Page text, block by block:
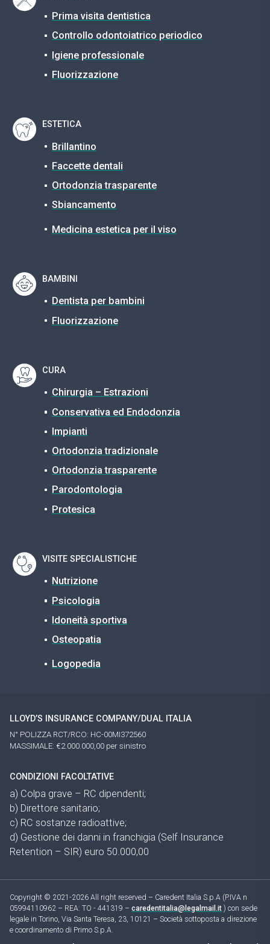
Prima visita dentistica
Controllo odontoiatrico periodico
Igiene professionale
Fluorizzazione
ESTETICA
Brillantino
Faccette dentali
Ortodonzia trasparente
Sbiancamento
Medicina estetica per il viso
BAMBINI
Dentista per bambini
Fluorizzazione
CURA
Chirurgia – Estrazioni
Conservativa ed Endodonzia
Impianti
Ortodonzia tradizionale
Ortodonzia trasparente
Parodontologia
Protesica
VISITE SPECIALISTICHE
Nutrizione
Psicologia
Idoneità sportiva
Osteopatia
Logopedia
LLOYD’S INSURANCE COMPANY/DUAL ITALIA
N° POLIZZA RCT/RCO: HC-00MI372560
MASSIMALE: €2.000.000,00 per sinistro
CONDIZIONI FACOLTATIVE
a) Colpa grave – RC dipendenti;
b) Direttore sanitario;
c) RC sostanze radioattive;
d) Gestione dei danni in franchigia (Self Insurance
Retention – SIR) euro 50.000,00
Copyright © 2021-2026 All right reserved – Caredent Italia S.p.A (P.IVA n
05994110962 – REA: TO - 441319 –caredentitalia@legalmail.it ) con sede
legale in Torino, Via Santa Teresa, 23, 10121 – Società sottoposta a direzione
e coordinamento di Primo S.p.A.